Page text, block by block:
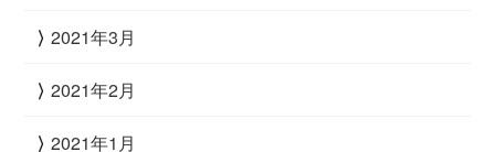
2021年3月
2021年2月
2021年1月